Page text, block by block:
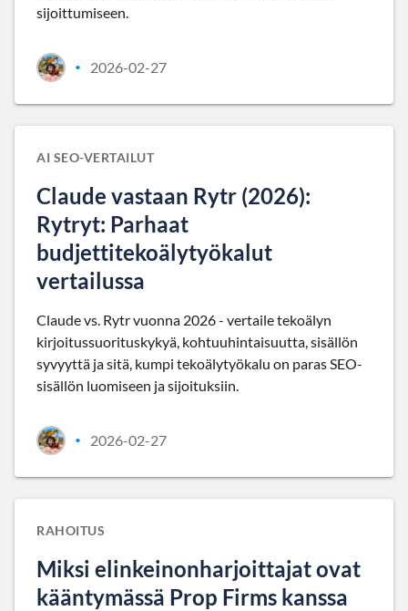
sijoittumiseen.
• 2026-02-27
AI SEO-VERTAILUT
Claude vastaan Rytr (2026):
Rytryt: Parhaat
budjettitekoälytyökalut
vertailussa
Claude vs. Rytr vuonna 2026 - vertaile tekoälyn
kirjoitussuorituskykyä, kohtuuhintaisuutta, sisällön
syvyyttä ja sitä, kumpi tekoälytyökalu on paras SEO-
sisällön luomiseen ja sijoituksiin.
• 2026-02-27
RAHOITUS
Miksi elinkeinonharjoittajat ovat
kääntymässä Prop Firms kanssa